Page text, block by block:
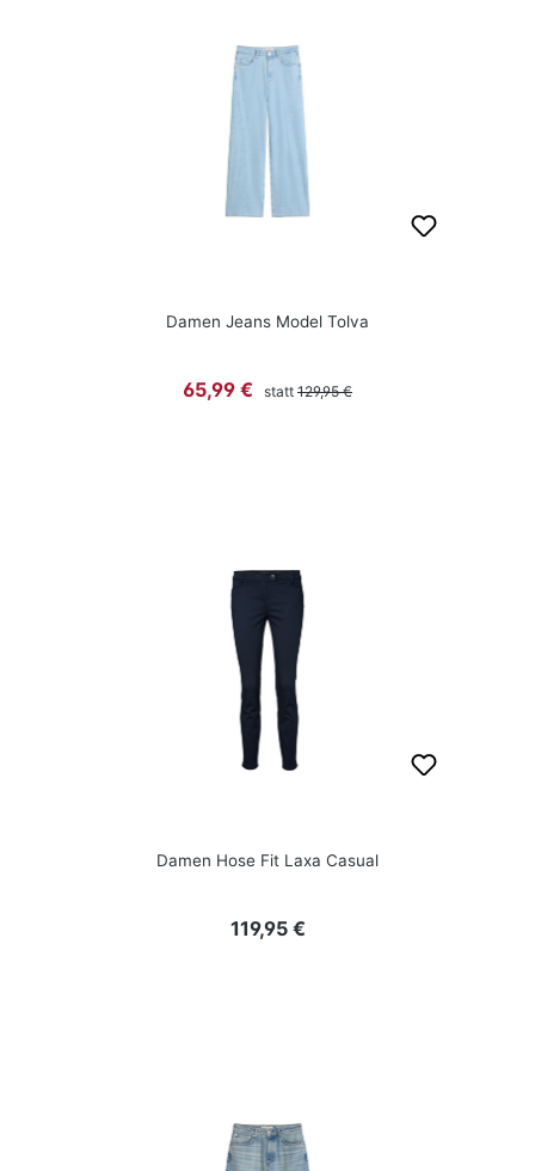
Damen Jeans Model Tolva
Verkaufspreis:
65,99 € statt Regulärer Preis:
129,95 €
Damen Hose Fit Laxa Casual
Regulärer Preis:
119,95 €